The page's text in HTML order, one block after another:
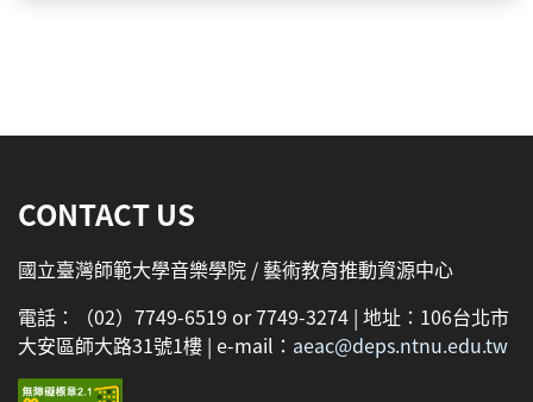
CONTACT US
國立臺灣師範大學音樂學院 / 藝術教育推動資源中心
電話：（02）7749-6519 or 7749-3274 | 地址：106台北市
大安區師大路31號1樓 | e-mail： aeac@deps.ntnu.edu.tw